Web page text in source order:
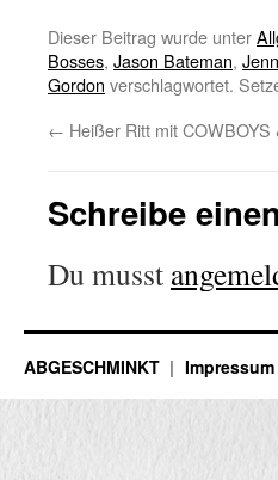
Dieser Beitrag wurde unter
Bosses, Jason Bateman,
Gordon verschlagwortet.
← Heißer Ritt mit COWBOYS
Schreibe
Du musst
ABGESCHMINKT